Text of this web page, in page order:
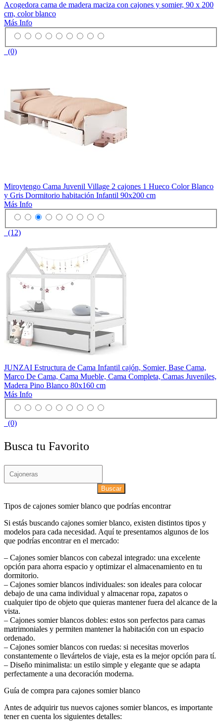
Acogedora cama de madera maciza con cajones y somier, 90 x 200
cm, color blanco
Más Info
(0)
Miroytengo Cama Juvenil Village 2 cajones 1 Hueco Color Blanco
y Gris Dormitorio habitación Infantil 90x200 cm
Más Info
(12)
JUNZAI Estructura de Cama Infantil cajón, Somier, Base Cama,
Marco De Cama, Cama Mueble, Cama Completa, Camas Juveniles,
Madera Pino Blanco 80x160 cm
Más Info
(0)
Busca tu Favorito
Buscar
Tipos de cajones somier blanco que podrías encontrar
Si estás buscando cajones somier blanco, existen distintos tipos y
modelos para cada necesidad. Aquí te presentamos algunos de los
que podrías encontrar en el mercado:
– Cajones somier blancos con cabezal integrado: una excelente
opción para ahorra espacio y optimizar el almacenamiento en tu
dormitorio.
– Cajones somier blancos individuales: son ideales para colocar
debajo de una cama individual y almacenar ropa, zapatos o
cualquier tipo de objeto que quieras mantener fuera del alcance de la
vista.
– Cajones somier blancos dobles: estos son perfectos para camas
matrimoniales y permiten mantener la habitación con un espacio
ordenado.
– Cajones somier blancos con ruedas: si necesitas moverlos
constantemente o llevártelos de viaje, esta es la mejor opción para tí.
– Diseño minimalista: un estilo simple y elegante que se adapta
perfectamente a una decoración moderna.
Guía de compra para cajones somier blanco
Antes de adquirir tus nuevos cajones somier blancos, es importante
tener en cuenta los siguientes detalles: